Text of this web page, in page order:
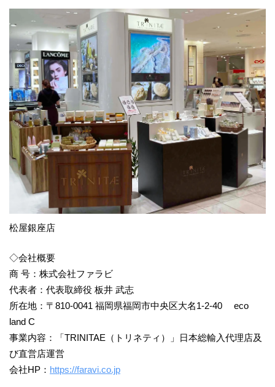
松屋銀座店
◇会社概要
商 号：株式会社ファラビ
代表者：代表取締役 板井 武志
所在地：〒810-0041 福岡県福岡市中央区⼤名1-2-40 eco
land C
事業内容：「TRINITAE（トリネティ）」⽇本総輸⼊代理店及
び直営店運営
会社HP： https://faravi.co.jp